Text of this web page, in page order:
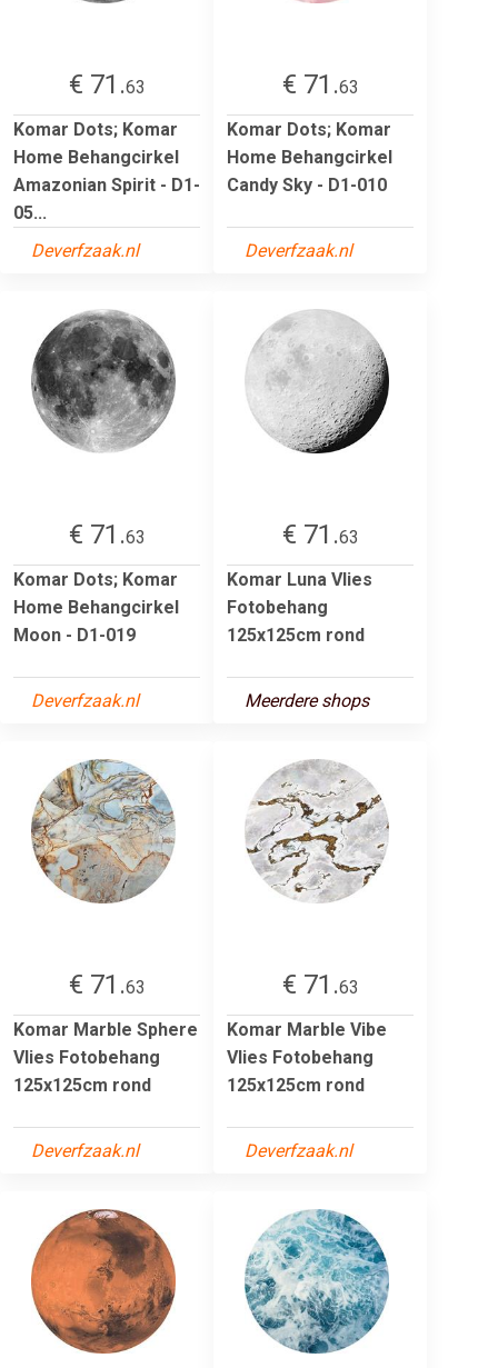
€ 71.63
Komar Dots; Komar
Home Behangcirkel
Amazonian Spirit - D1-
05...
Deverfzaak.nl
€ 71.63
Komar Dots; Komar
Home Behangcirkel
Candy Sky - D1-010
Deverfzaak.nl
€ 71.63
Komar Dots; Komar
Home Behangcirkel
Moon - D1-019
Deverfzaak.nl
€ 71.63
Komar Luna Vlies
Fotobehang
125x125cm rond
Meerdere shops
€ 71.63
Komar Marble Sphere
Vlies Fotobehang
125x125cm rond
Deverfzaak.nl
€ 71.63
Komar Marble Vibe
Vlies Fotobehang
125x125cm rond
Deverfzaak.nl